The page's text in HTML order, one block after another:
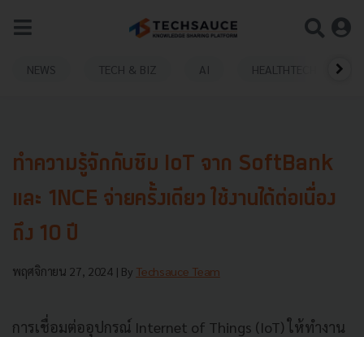
NEWS TECH & BIZ AI HEALTHTECH
ทำความรู้จักกับซิม IoT จาก SoftBank
และ 1NCE จ่ายครั้งเดียว ใช้งานได้ต่อเนื่อง
ถึง 10 ปี
พฤศจิกายน 27, 2024 | By Techsauce Team
การเชื่อมต่ออุปกรณ์ Internet of Things (IoT) ให้ทำงาน